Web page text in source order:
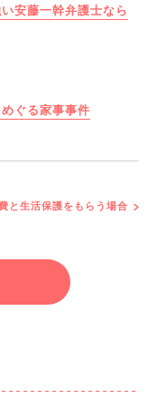
安藤一幹弁護士なら
ぐる家事事件
と生活保護をもらう場合